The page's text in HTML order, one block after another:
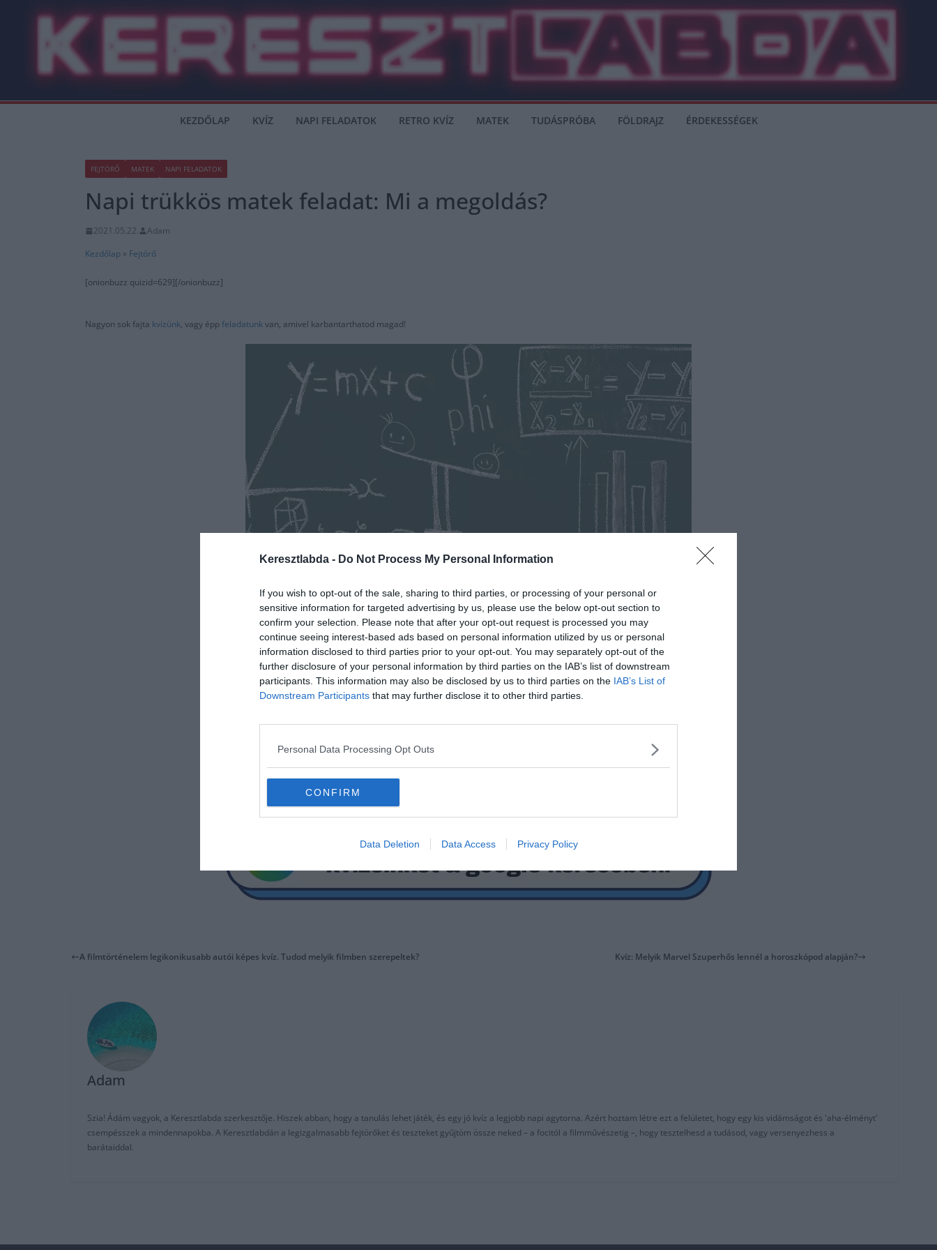
Keresztlabda - Do Not Process My Personal Information
If you wish to opt-out of the sale, sharing to third parties, or processing of your personal or
sensitive information for targeted advertising by us, please use the below opt-out section to
confirm your selection. Please note that after your opt-out request is processed you may
continue seeing interest-based ads based on personal information utilized by us or personal
information disclosed to third parties prior to your opt-out. You may separately opt-out of the
further disclosure of your personal information by third parties on the IAB’s list of downstream
participants. This information may also be disclosed by us to third parties on the IAB’s List of
Downstream Participants that may further disclose it to other third parties.
Personal Data Processing Opt Outs
CONFIRM
Data Deletion Data Access Privacy Policy
KEZDŐLAP KVÍZ NAPI FELADATOK RETRO KVÍZ MATEK TUDÁSPRÓBA FÖLDRAJZ ÉRDEKESSÉGEK
FEJTÖRŐ MATEK NAPI FELADATOK
Napi trükkös matek feladat: Mi a megoldás?
2021.05.22.
Adam
Kezdőlap » Fejtörő
[onionbuzz quizid=629][/onionbuzz]
Nagyon sok fajta kvízünk, vagy éppfeladatunkvan, amivel karbantarthatod magad!
Hirdetés
A filmtörténelem legikonikusabb autói képes kvíz. Tudod melyik filmben szerepeltek? Kvíz: Melyik Marvel Szuperhős lennél a horoszkópod alapján?
Adam
Szia! Ádám vagyok, a Keresztlabda szerkesztője. Hiszek abban, hogy a tanulás lehet játék, és egy jó kvíz a legjobb napi agytorna. Azért hoztam létre ezt a felületet, hogy egy kis vidámságot és 'aha-élményt'
csempésszek a mindennapokba. A Keresztlabdán a legizgalmasabb fejtörőket és teszteket gyűjtöm össze neked – a focitól a filmművészetig –, hogy tesztelhesd a tudásod, vagy versenyezhess a
barátaiddal.